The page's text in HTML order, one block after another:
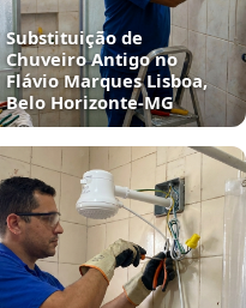
Substituição de
Chuveiro Antigo no
Flávio Marques Lisboa,
Belo Horizonte‑MG